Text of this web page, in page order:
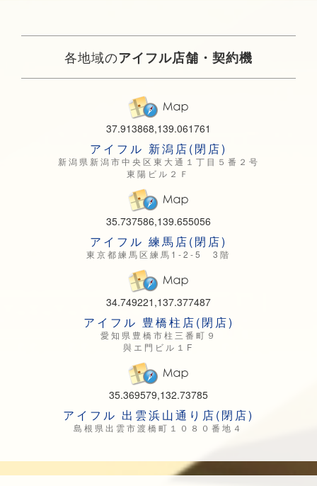
各地域のアイフル店舗・契約機
37.913868,139.061761
アイフル 新潟店(閉店)
新潟県新潟市中央区東大通１丁目５番２号
東陽ビル２Ｆ
35.737586,139.655056
アイフル 練馬店(閉店)
東京都練馬区練馬1-2-5 3階
34.749221,137.377487
アイフル 豊橋柱店(閉店)
愛知県豊橋市柱三番町９
與エ門ビル１F
35.369579,132.73785
アイフル 出雲浜山通り店(閉店)
島根県出雲市渡橋町１０８０番地４